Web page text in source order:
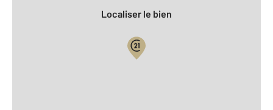
Localiser le bien